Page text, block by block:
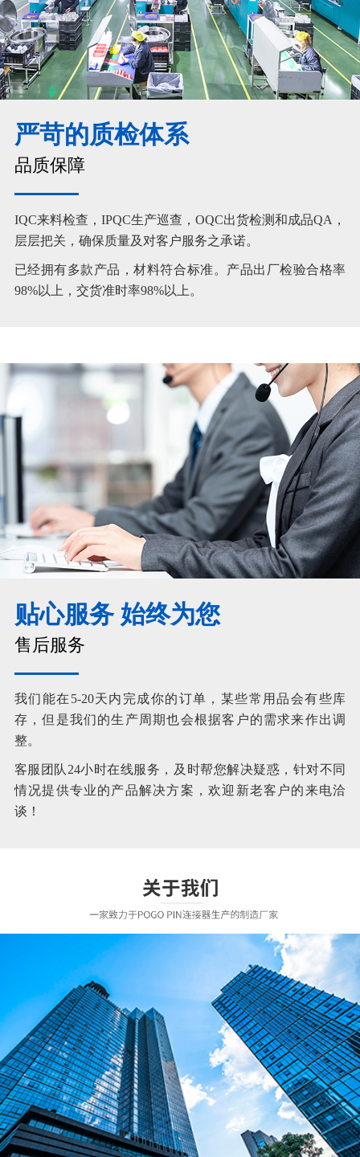
严苛的质检体系
品质保障
IQC来料检查，IPQC生产巡查，OQC出货检测和成品QA，
层层把关，确保质量及对客户服务之承诺。
已经拥有多款产品，材料符合标准。产品出厂检验合格率
98%以上，交货准时率98%以上。
贴心服务 始终为您
售后服务
我们能在5-20天内完成你的订单，某些常用品会有些库
存，但是我们的生产周期也会根据客户的需求来作出调
整。
客服团队24小时在线服务，及时帮您解决疑惑，针对不同
情况提供专业的产品解决方案，欢迎新老客户的来电洽
谈！